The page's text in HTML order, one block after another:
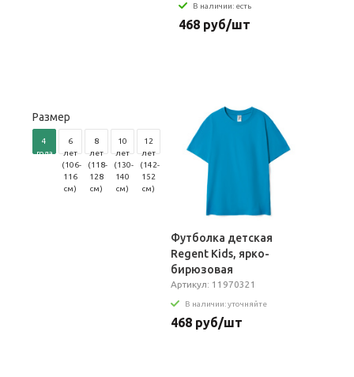
В наличии: есть
468 руб/шт
Размер
4
года
6
лет
(106-
116
см)
8
лет
(118-
128
см)
10
лет
(130-
140
см)
12
лет
(142-
152
см)
Футболка детская
Regent Kids, ярко-
бирюзовая
Артикул: 11970321
В наличии: уточняйте
468 руб/шт